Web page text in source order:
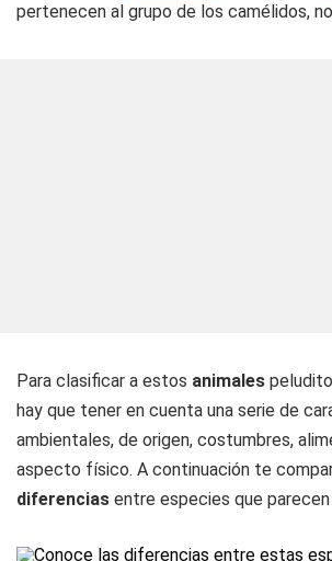
pertenecen al grupo de los camélidos,
Para clasificar a estos animales
hay que tener en cuenta una serie de
ambientales, de origen, costumbres,
aspecto físico. A continuación te
diferencias entre especies que parecen